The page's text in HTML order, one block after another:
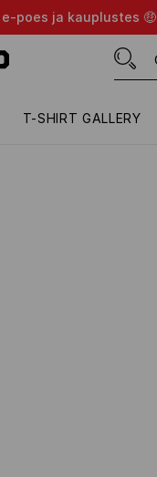
poes ja kauplustes 🤑
T-SHIRT GALLERY